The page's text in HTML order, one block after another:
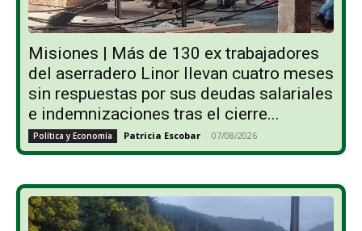
Misiones | Más de 130 ex trabajadores
del aserradero Linor llevan cuatro meses
sin respuestas por sus deudas salariales
e indemnizaciones tras el cierre...
Política y Economía Patricia Escobar - 07/08/2026